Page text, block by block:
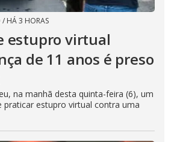
/ HÁ 3 HORAS
estupro virtual
de 11 anos é preso
na manhã desta quinta-feira (6), um
praticar estupro virtual contra uma